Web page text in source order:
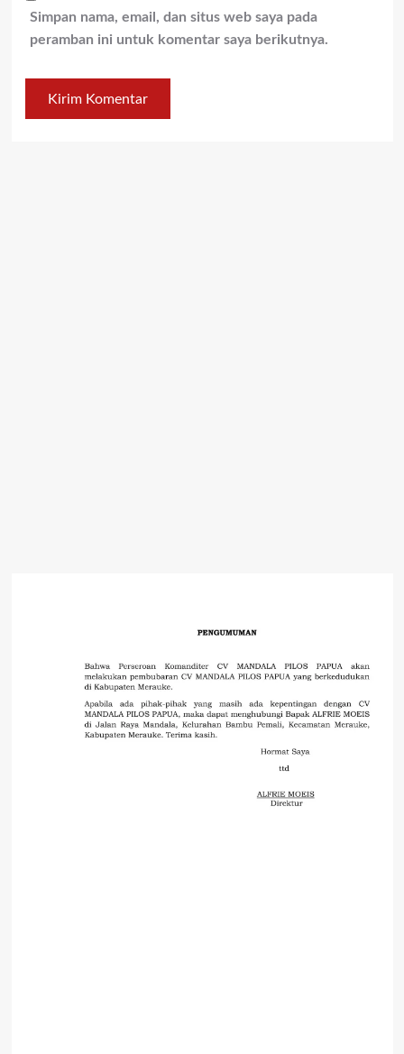
Simpan nama, email, dan situs web saya pada
peramban ini untuk komentar saya berikutnya.